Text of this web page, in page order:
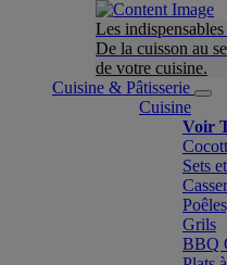
Les
De la cuisson au
de votre cuisine.
Cuisine & Pâtisserie
Cuisine
Voir
Sets
Grils
BBQ